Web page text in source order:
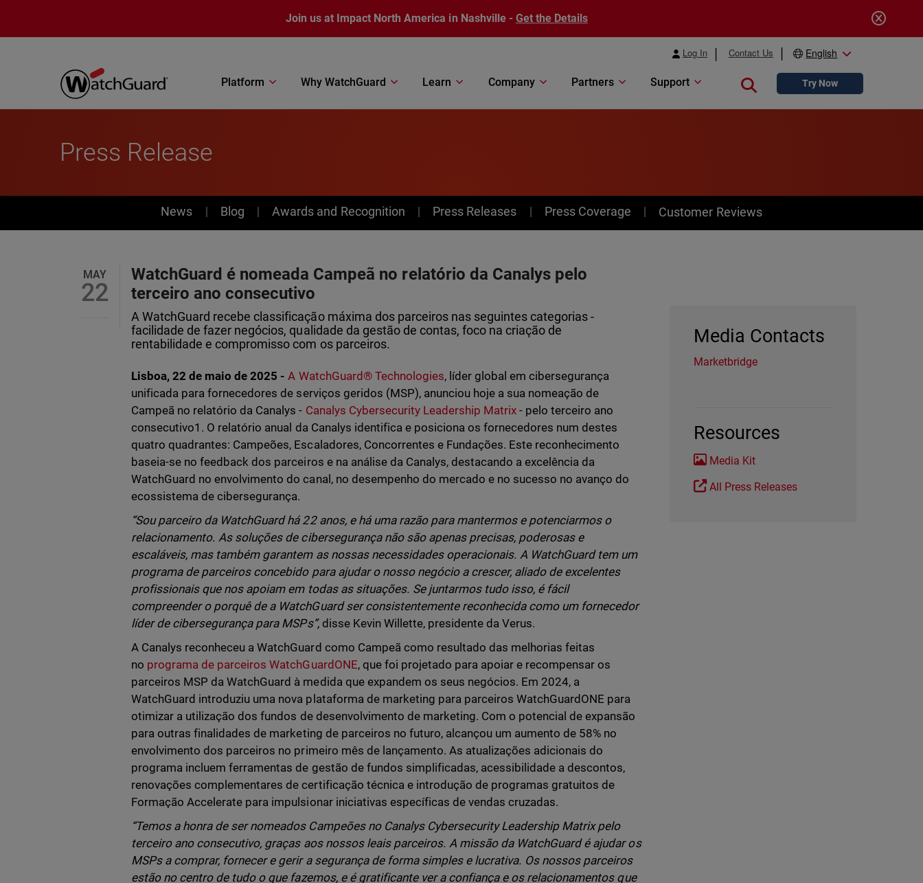
Join us at Impact North America in Nashville - Get the Details
Log In Contact Us English
Platform Why WatchGuard Learn Company Partners Support Close searchTry Now
Press Release
News
News Blog Awards and Recognition Press Releases Press Coverage Customer Reviews
MAY
22
WatchGuard é nomeada Campeã no relatório da Canalys pelo
terceiro ano consecutivo
A WatchGuard recebe classificação máxima dos parceiros nas seguintes categorias -
facilidade de fazer negócios, qualidade da gestão de contas, foco na criação de
rentabilidade e compromisso com os parceiros.
Lisboa, 22 de maio de 2025 -A WatchGuard® Technologies, líder global em cibersegurança
unificada para fornecedores de serviços geridos (MSP), anunciou hoje a sua nomeação de
Campeã no relatório da Canalys - Canalys Cybersecurity Leadership Matrix - pelo terceiro ano
consecutivo1. O relatório anual da Canalys identifica e posiciona os fornecedores num destes
quatro quadrantes: Campeões, Escaladores, Concorrentes e Fundações. Este reconhecimento
baseia-se no feedback dos parceiros e na análise da Canalys, destacando a excelência da
WatchGuard no envolvimento do canal, no desempenho do mercado e no sucesso no avanço do
ecossistema de cibersegurança.
“Sou parceiro da WatchGuard há 22 anos, e há uma razão para mantermos e potenciarmos o
relacionamento. As soluções de cibersegurança não são apenas precisas, poderosas e
escaláveis, mas também garantem as nossas necessidades operacionais. A WatchGuard tem um
programa de parceiros concebido para ajudar o nosso negócio a crescer, aliado de excelentes
profissionais que nos apoiam em todas as situações. Se juntarmos tudo isso, é fácil
compreender o porquê de a WatchGuard ser consistentemente reconhecida como um fornecedor
líder de cibersegurança para MSPs”,disse Kevin Willette, presidente da Verus.
A Canalys reconheceu a WatchGuard como Campeã como resultado das melhorias feitas
no programa de parceiros WatchGuardONE, que foi projetado para apoiar e recompensar os
parceiros MSP da WatchGuard à medida que expandem os seus negócios. Em 2024, a
WatchGuard introduziu uma nova plataforma de marketing para parceiros WatchGuardONE para
otimizar a utilização dos fundos de desenvolvimento de marketing. Com o potencial de expansão
para outras finalidades de marketing de parceiros no futuro, alcançou um aumento de 58% no
envolvimento dos parceiros no primeiro mês de lançamento. As atualizações adicionais do
programa incluem ferramentas de gestão de fundos simplificadas, acessibilidade a descontos,
renovações complementares de certificação técnica e introdução de programas gratuitos de
Formação Accelerate para impulsionar iniciativas específicas de vendas cruzadas.
“Temos a honra de ser nomeados Campeões no Canalys Cybersecurity Leadership Matrix pelo
terceiro ano consecutivo, graças aos nossos leais parceiros. A missão da WatchGuard é ajudar os
MSPs a comprar, fornecer e gerir a segurança de forma simples e lucrativa. Os nossos parceiros
estão no centro de tudo o que fazemos, e é gratificante ver a confiança e os relacionamentos que
Media Contacts
Marketbridge
Resources
Media Kit
All Press Releases